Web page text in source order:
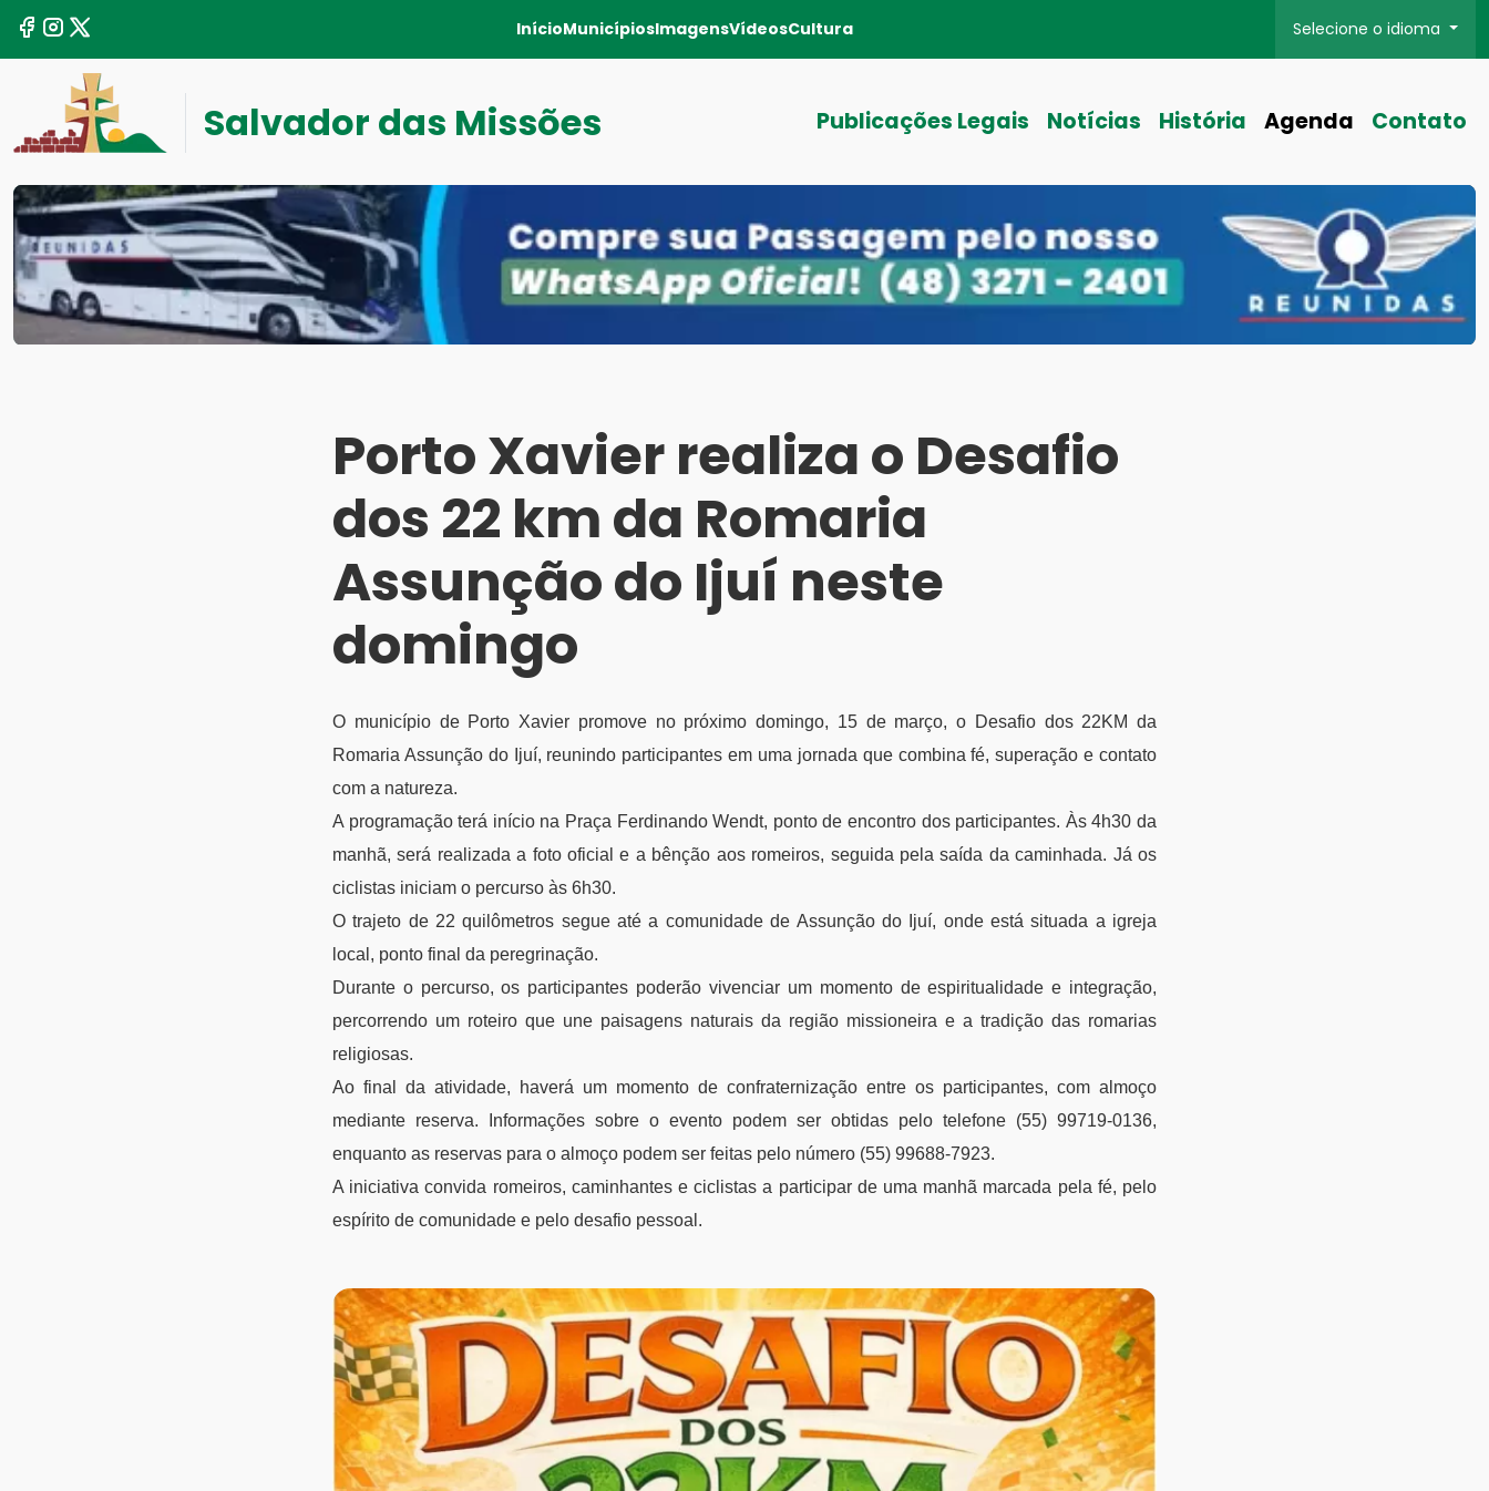
InícioMunicípiosImagensVídeosCultura Selecione o idioma
Salvador das Missões Publicações Legais Notícias História Agenda Contato
Porto Xavier realiza o Desafio
dos 22 km da Romaria
Assunção do Ijuí neste
domingo
O município de Porto Xavier promove no próximo domingo, 15 de março, o Desafio dos 22KM da
Romaria Assunção do Ijuí, reunindo participantes em uma jornada que combina fé, superação e contato
com a natureza.
A programação terá início na Praça Ferdinando Wendt, ponto de encontro dos participantes. Às 4h30 da
manhã, será realizada a foto oficial e a bênção aos romeiros, seguida pela saída da caminhada. Já os
ciclistas iniciam o percurso às 6h30.
O trajeto de 22 quilômetros segue até a comunidade de Assunção do Ijuí, onde está situada a igreja
local, ponto final da peregrinação.
Durante o percurso, os participantes poderão vivenciar um momento de espiritualidade e integração,
percorrendo um roteiro que une paisagens naturais da região missioneira e a tradição das romarias
religiosas.
Ao final da atividade, haverá um momento de confraternização entre os participantes, com almoço
mediante reserva. Informações sobre o evento podem ser obtidas pelo telefone (55) 99719-0136,
enquanto as reservas para o almoço podem ser feitas pelo número (55) 99688-7923.
A iniciativa convida romeiros, caminhantes e ciclistas a participar de uma manhã marcada pela fé, pelo
espírito de comunidade e pelo desafio pessoal.